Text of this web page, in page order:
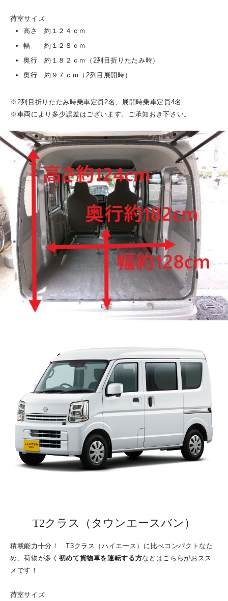
社長メッセージ
荷室サイズ
高さ 約１２４ｃｍ
幅 約１２８ｃｍ
奥行 約１８２ｃｍ（2列目折りたたみ時）
奥行 約９７ｃｍ（2列目展開時）
※2列目折りたたみ時乗車定員2名、展開時乗車定員4名
※車両により多少誤差はございます。ご承知おき下さい。
T2クラス（タウンエースバン）
積載能力十分！ T3クラス（ハイエース）に比べコンパクトなた
め、荷物が多く 初めて貨物車を運転する方などはこちらがおスス
メです！
荷室サイズ